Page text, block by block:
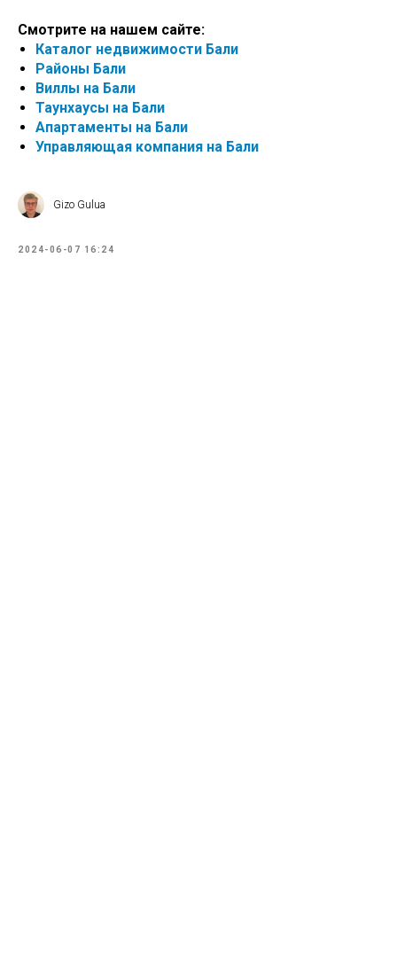
Смотрите на нашем сайте:
Каталог недвижимости Бали
Районы Бали
Виллы на Бали
Таунхаусы на Бали
Апартаменты на Бали
Управляющая компания на Бали
Gizo Gulua
2024-06-07 16:24